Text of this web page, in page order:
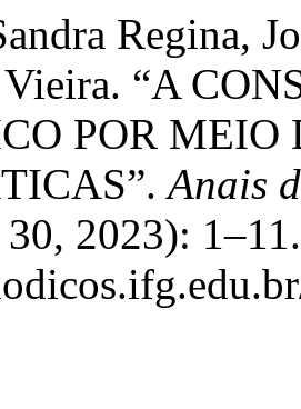
Regina,
“A
POR
Anais
2023):